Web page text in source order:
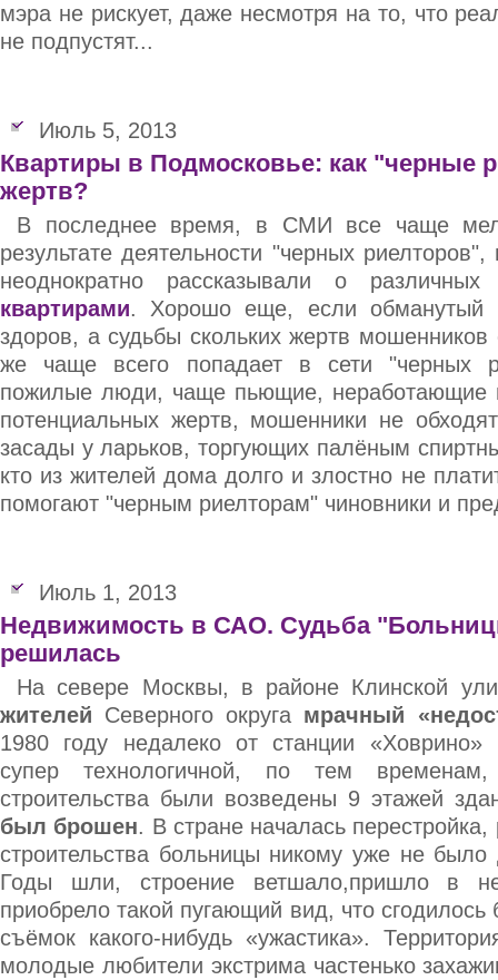
мэра не рискует, даже несмотря на то, что
не подпустят...
Июль 5, 2013
Квартиры в Подмосковье: как "черные
жертв?
В последнее время, в СМИ все чаще
результате деятельности "черных
неоднократно рассказывали о
квартирами. Хорошо еще, если обманутый
здоров, а судьбы скольких жертв
же чаще всего попадает в сети "черных
пожилые люди, чаще пьющие, неработающие
потенциальных жертв, мошенники не
засады у ларьков, торгующих палёным
кто из жителей дома долго и злостно не
помогают "черным риелторам" чиновники и
Июль 1, 2013
Недвижимость в САО. Судьба
решилась
На севере Москвы, в районе Клинской
жителей Северного округа мрачный
1980 году недалеко от станции «Ховрино»
супер технологичной, по тем
строительства были возведены 9 этажей
был брошен. В стране началась
строительства больницы никому уже не
Годы шли, строение ветшало,пришло в
приобрело такой пугающий вид, что
съёмок какого-нибудь «ужастика».
молодые любители экстрима частенько